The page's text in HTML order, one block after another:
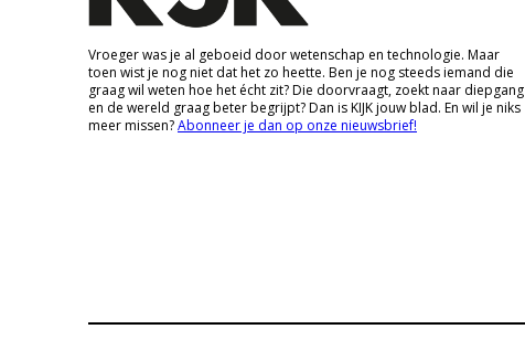
Vroeger was je al geboeid door wetenschap en technologie. Maar
toen wist je nog niet dat het zo heette. Ben je nog steeds iemand die
graag wil weten hoe het écht zit? Die doorvraagt, zoekt naar diepgang
en de wereld graag beter begrijpt? Dan is KIJK jouw blad. En wil je niks
meer missen?Abonneer je dan op onze nieuwsbrief!